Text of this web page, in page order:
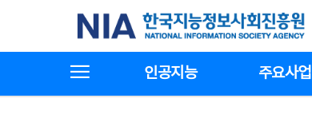
기
한국지능정보사회진흥원
인공지능 주요사업